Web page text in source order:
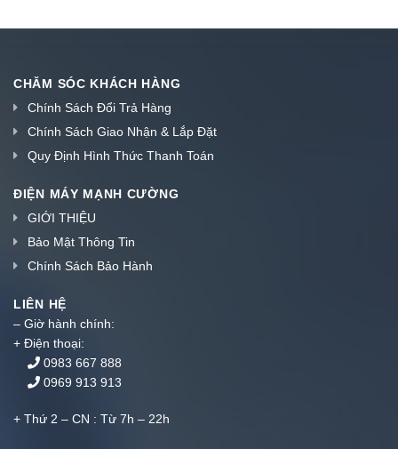
CHĂM SÓC KHÁCH HÀNG
Chính Sách Đổi Trả Hàng
Chính Sách Giao Nhận & Lắp Đặt
Quy Định Hình Thức Thanh Toán
ĐIỆN MÁY MẠNH CƯỜNG
GIỚI THIỆU
Bảo Mật Thông Tin
Chính Sách Bảo Hành
LIÊN HỆ
– Giờ hành chính:
+ Điện thoại:
0983 667 888
0969 913 913
+ Thứ 2 – CN : Từ 7h – 22h